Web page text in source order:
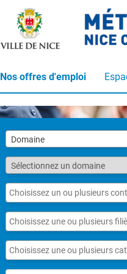
Nos offres d'emploi
Liste
des
domaines
Domaine
Fonction
Sélectionnez un domaine
Liste
des
contrats
Liste
des
filières
Liste
des
catégories